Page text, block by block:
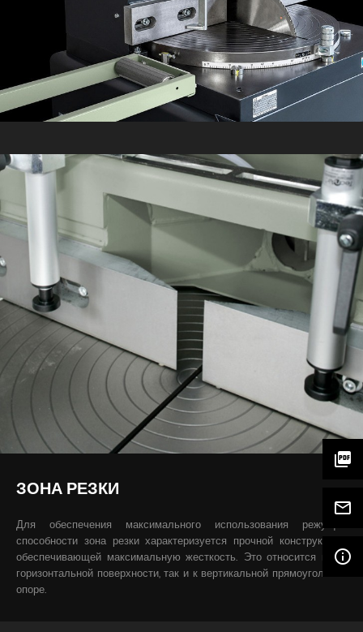
picture_as_pdf
mail_outline
info_outline
ЗОНА РЕЗКИ
Для обеспечения максимального использования режущей
способности зона резки характеризуется прочной конструкцией,
обеспечивающей максимальную жесткость. Это относится как к
горизонтальной поверхности, так и к вертикальной прямоугольной
опоре.